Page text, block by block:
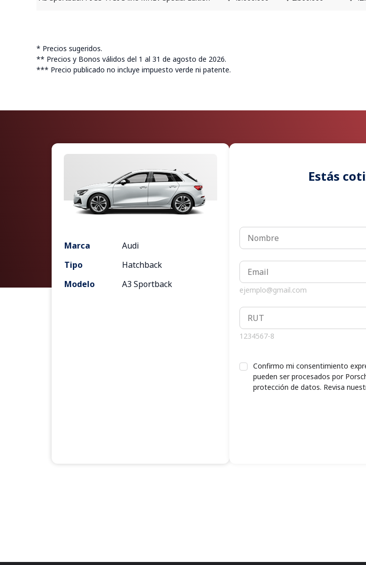
* Precios sugeridos.
** Precios y Bonos válidos del 1 al 31 de agosto de 2026.
*** Precio publicado no incluye impuesto verde ni patente.
Marca
Audi
Tipo
Hatchback
Modelo
A3 Sportback
Estás
ejemplo@gmail.com
1234567-8
Confirmo mi consentimiento
pueden ser procesados por
protección de datos. Revisa